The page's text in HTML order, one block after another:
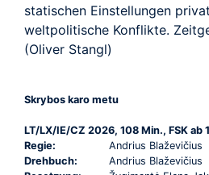
statischen Einstellungen
weltpolitische Konflikte.
(Oliver Stangl)
Skrybos karo metu
LT/LX/IE/CZ 2026, 108 Min., FSK ab
Regie:
Andrius Blaževičius
Drehbuch:
Andrius Blaževičius